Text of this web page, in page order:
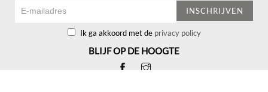
INSCHRIJVEN
Ik ga akkoord met de privacy policy
BLIJF OP DE HOOGTE